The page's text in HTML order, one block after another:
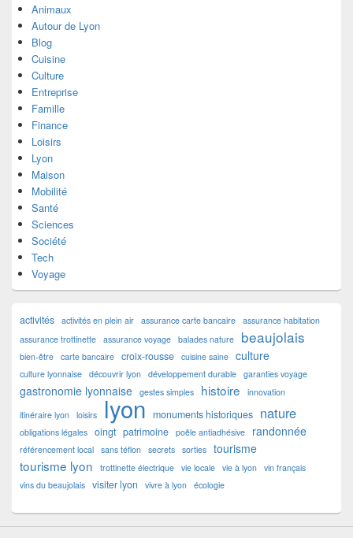
Animaux
Autour de Lyon
Blog
Cuisine
Culture
Entreprise
Famille
Finance
Loisirs
Lyon
Maison
Mobilité
Santé
Sciences
Société
Tech
Voyage
activités activités en plein air assurance carte bancaire assurance habitation
assurance trottinette assurance voyage balades nature beaujolais
bien-être carte bancaire croix-rousse cuisine saine culture
culture lyonnaise découvrir lyon développement durable garanties voyage
gastronomie lyonnaise gestes simples histoire
innovation
itinéraire lyon loisirs lyon monuments historiques nature
obligations légales oingt patrimoine poêle antiadhésive randonnée
référencement local sans téflon secrets sorties tourisme
tourisme lyon trottinette électrique vie locale vie à lyon vin français
vins du beaujolais visiter lyon vivre à lyon écologie